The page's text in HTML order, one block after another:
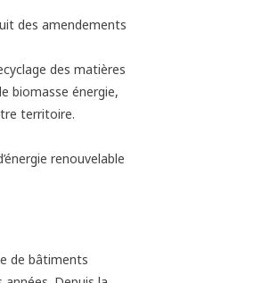
des amendements
des matières
biomasse énergie,
territoire.
renouvelable
de bâtiments